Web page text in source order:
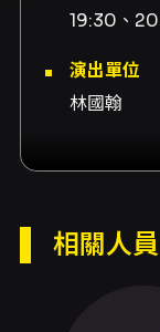
19:30、
演出單位
林國翰
相關人員